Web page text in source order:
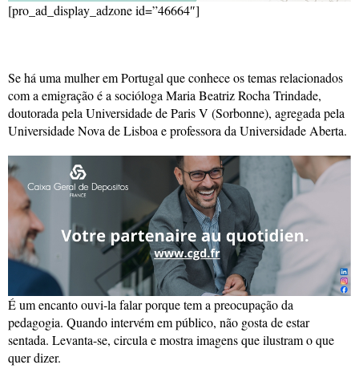
[pro_ad_display_adzone id=”46664″]
Se há uma mulher em Portugal que conhece os temas relacionados
com a emigração é a socióloga Maria Beatriz Rocha Trindade,
doutorada pela Universidade de Paris V (Sorbonne), agregada pela
Universidade Nova de Lisboa e professora da Universidade Aberta.
É um encanto ouvi-la falar porque tem a preocupação da
pedagogia. Quando intervém em público, não gosta de estar
sentada. Levanta-se, circula e mostra imagens que ilustram o que
quer dizer.